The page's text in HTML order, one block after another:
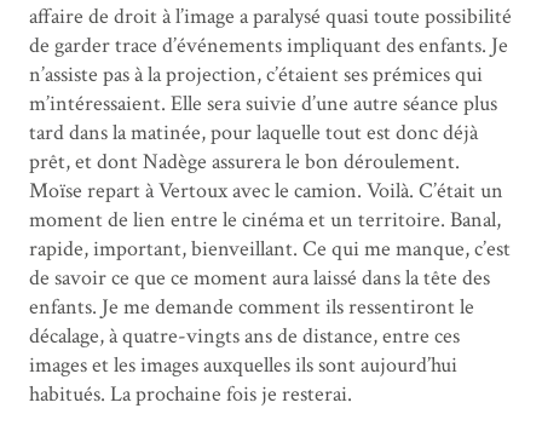
affaire de droit à l’image a paralysé quasi toute possibilité
de garder trace d’événements impliquant des enfants. Je
n’assiste pas à la projection, c’étaient ses prémices qui
m’intéressaient. Elle sera suivie d’une autre séance plus
tard dans la matinée, pour laquelle tout est donc déjà
prêt, et dont Nadège assurera le bon déroulement.
Moïse repart à Vertoux avec le camion. Voilà. C’était un
moment de lien entre le cinéma et un territoire. Banal,
rapide, important, bienveillant. Ce qui me manque, c’est
de savoir ce que ce moment aura laissé dans la tête des
enfants. Je me demande comment ils ressentiront le
décalage, à quatre-vingts ans de distance, entre ces
images et les images auxquelles ils sont aujourd’hui
habitués. La prochaine fois je resterai.